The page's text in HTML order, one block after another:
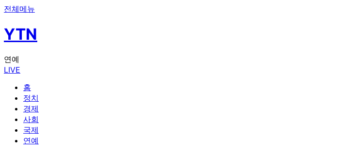
전체메뉴
YTN
연예
LIVE
홈
정치
경제
사회
국제
연예